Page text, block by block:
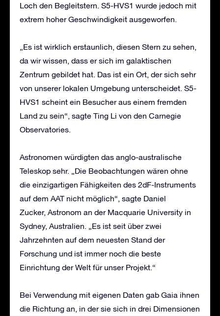
Loch den Begleitstern. S5-HVS1 wurde jedoch mit
extrem hoher Geschwindigkeit ausgeworfen.
„Es ist wirklich erstaunlich, diesen Stern zu sehen,
da wir wissen, dass er sich im galaktischen
Zentrum gebildet hat. Das ist ein Ort, der sich sehr
von unserer lokalen Umgebung unterscheidet. S5-
HVS1 scheint ein Besucher aus einem fremden
Land zu sein“, sagte Ting Li von den Carnegie
Observatories.
Astronomen würdigten das anglo-australische
Teleskop sehr. „Die Beobachtungen wären ohne
die einzigartigen Fähigkeiten des 2dF-Instruments
auf dem AAT nicht möglich“, sagte Daniel
Zucker, Astronom an der Macquarie University in
Sydney, Australien. „Es ist seit über zwei
Jahrzehnten auf dem neuesten Stand der
Forschung und ist immer noch die beste
Einrichtung der Welt für unser Projekt.“
Bei Verwendung mit eigenen Daten gab Gaia ihnen
die Richtung an, in der sie sich in drei Dimensionen